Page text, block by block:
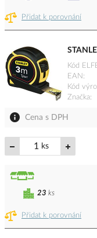
Přidat k porovnání
Kód
EAN
Kód
Značka
Cena s DPH
ks
Přidat k porovnání
23 ks